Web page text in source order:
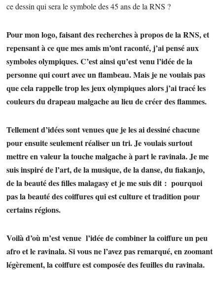
ce dessin qui sera le symbole des 45 ans de la RNS ?
Pour mon logo, faisant des recherches à propos de la RNS, et
repensant à ce que mes amis m’ont raconté, j’ai pensé aux
symboles olympiques. C’est ainsi qu’est venu l’idée de la
personne qui court avec un flambeau. Mais je ne voulais pas
que cela rappelle trop les jeux olympiques alors j’ai tracé les
couleurs du drapeau malgache au lieu de créer des flammes.
Tellement d’idées sont venues que je les ai dessiné chacune
pour ensuite seulement réaliser un tri. Je voulais surtout
mettre en valeur la touche malgache à part le ravinala. Je me
suis inspiré de l’art, de la musique, de la danse, du fiakanjo,
de la beauté des filles malagasy et je me suis dit : pourquoi
pas la beauté des coiffures qui est culture et tradition pour
certains régions.
Voilà d’où m’est venue l’idée de combiner la coiffure un peu
afro et le ravinala. Si vous ne l’avez pas remarqué, en zoomant
légèrement, la coiffure est composée des feuilles du ravinala.